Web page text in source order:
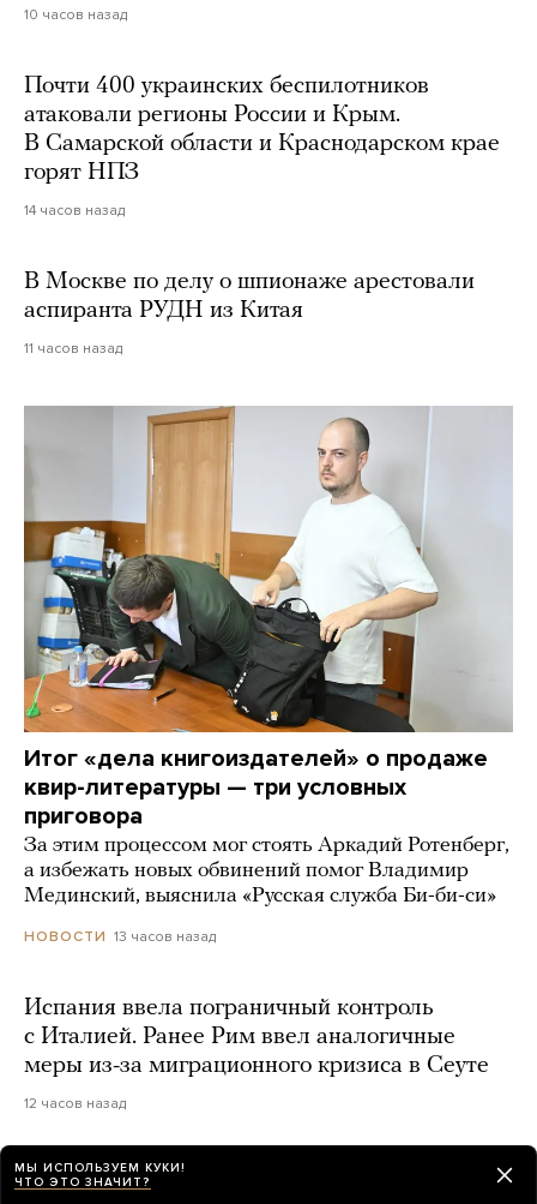
10 часов назад
Почти 400 украинских беспилотников
атаковали регионы России и Крым.
В Самарской области и Краснодарском крае
горят НПЗ
14 часов назад
В Москве по делу о шпионаже арестовали
аспиранта РУДН из Китая
11 часов назад
Итог «дела книгоиздателей» о продаже
квир-литературы — три условных
приговора
За этим процессом мог стоять Аркадий Ротенберг,
а избежать новых обвинений помог Владимир
Мединский, выяснила «Русская служба Би-би-си»
НОВОСТИ 13 часов назад
Испания ввела пограничный контроль
с Италией. Ранее Рим ввел аналогичные
меры из-за миграционного кризиса в Сеуте
12 часов назад
Россия второй раз за неделю нанесла удар
МЫ ИСПОЛЬЗУЕМ КУКИ!
ЧТО ЭТО ЗНАЧИТ?